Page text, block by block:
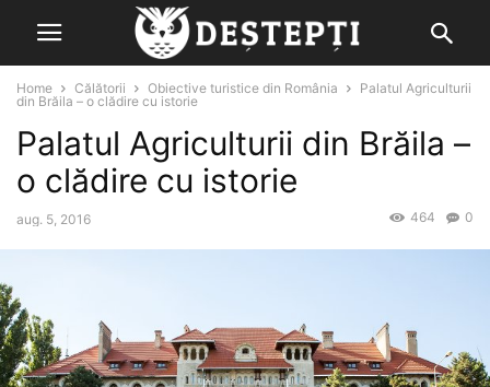
Home Călătorii Obiective turistice din România
Palatul Agriculturii
din Brăila – o clădire cu istorie
Palatul Agriculturii din Brăila –
o clădire cu istorie
aug. 5, 2016 0
464